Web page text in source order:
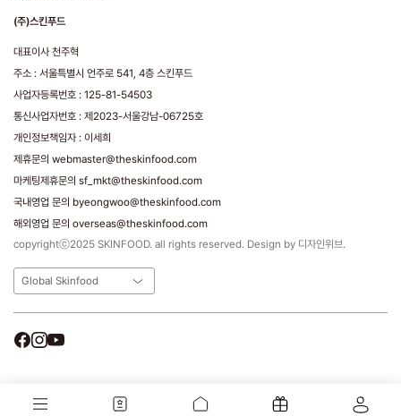
(주)스킨푸드
대표이사 천주혁
주소 : 서울특별시 언주로 541, 4층 스킨푸드
사업자등록번호 : 125-81-54503
통신사업자번호 : 제2023-서울강남-06725호
개인정보책임자 : 이세희
제휴문의 webmaster@theskinfood.com
마케팅제휴문의 sf_mkt@theskinfood.com
국내영업 문의 byeongwoo@theskinfood.com
해외영업 문의 overseas@theskinfood.com
copyrightⓒ2025 SKINFOOD. all rights reserved. Design by 디자인위브.
Global Skinfood